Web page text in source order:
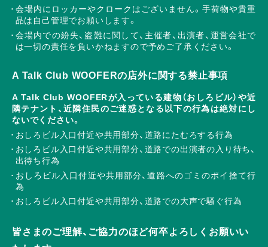
会場内にロッカーやクロークはございません。手荷物や貴重
品は自己管理でお願いします。
会場内での紛失、盗難に関して、主催者、出演者、運営会社で
は一切の責任を負いかねますので予めご了承ください。
A Talk Club WOOFERの店外に関する禁止事項
A Talk Club WOOFERが入っている建物（おしろビル）や近
隣テナント、近隣住民のご迷惑となる以下の行為は絶対にし
ないでください。
おしろビル入口付近や共用部分、道路にたむろする行為
おしろビル入口付近や共用部分、道路での出演者の入り待ち、
出待ち行為
おしろビル入口付近や共用部分、道路へのゴミのポイ捨て行
為
おしろビル入口付近や共用部分、道路での大声で騒ぐ行為
皆さまのご理解、ご協力のほど何卒よろしくお願いい